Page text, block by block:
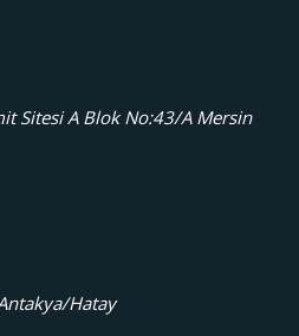
Sitesi A Blok No:43/A Mersin
Hatay